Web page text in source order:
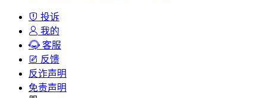
投诉
我的
客服
反馈
反诈声明
免责声明